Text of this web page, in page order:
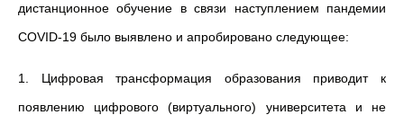
дистанционное обучение в связи наступлением пандемии
COVID-19 было выявлено и апробировано следующее:
1. Цифровая трансформация образования приводит к
появлению цифрового (виртуального) университета и не